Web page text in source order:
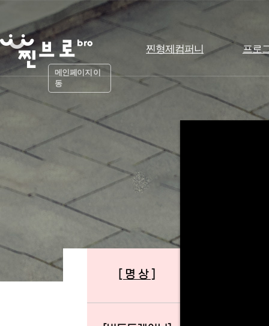
메인페이지 이
동
찐형제컴퍼니 프로
[ 명 상 ]